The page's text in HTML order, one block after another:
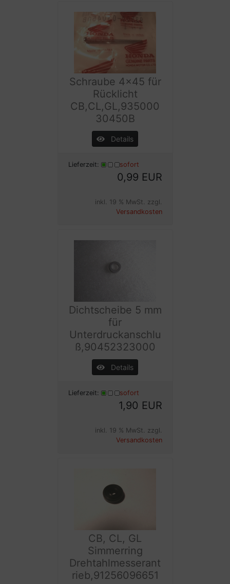
Schraube 4x45 für
Rücklicht
CB,CL,GL,935000
30450B
Details
Lieferzeit: sofort
0,99 EUR
inkl. 19 % MwSt. zzgl.
Versandkosten
Dichtscheibe 5 mm
für
Unterdruckanschlu
ß,90452323000
Details
Lieferzeit: sofort
1,90 EUR
inkl. 19 % MwSt. zzgl.
Versandkosten
CB, CL, GL
Simmerring
Drehtahlmesserant
rieb,91256096651